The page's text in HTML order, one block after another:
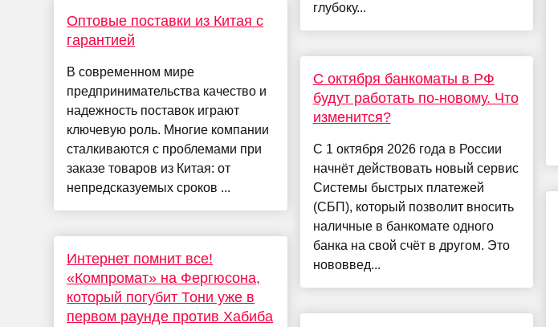
Оптовые поставки из Китая с
гарантией
В современном мире
предпринимательства качество и
надежность поставок играют
ключевую роль. Многие компании
сталкиваются с проблемами при
заказе товаров из Китая: от
непредсказуемых сроков ...
Интернет помнит все!
«Компромат» на Фергюсона,
который погубит Тони уже в
первом раунде против Хабиба
глубоку...
С октября банкоматы в РФ
будут работать по-новому. Что
изменится?
С 1 октября 2026 года в России
начнёт действовать новый сервис
Системы быстрых платежей
(СБП), который позволит вносить
наличные в банкомате одного
банка на свой счёт в другом. Это
нововвед...